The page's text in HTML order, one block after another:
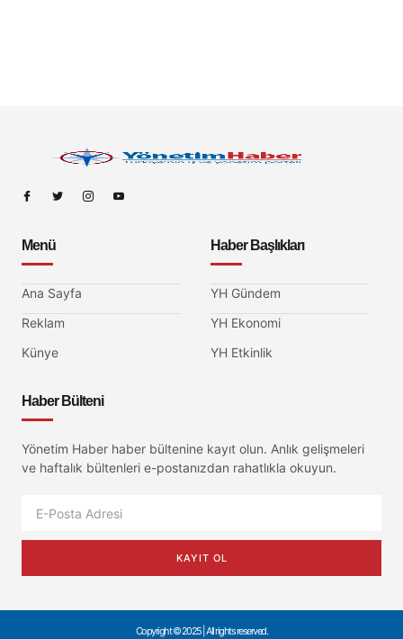
Menü
Ana Sayfa
Reklam
Künye
Haber Başlıkları
YH Gündem
YH Ekonomi
YH Etkinlik
Haber Bülteni
Yönetim Haber haber bültenine kayıt olun. Anlık gelişmeleri
ve haftalık bültenleri e-postanızdan rahatlıkla okuyun.
KAYIT OL
Copyright © 2025 | All rights reserved.